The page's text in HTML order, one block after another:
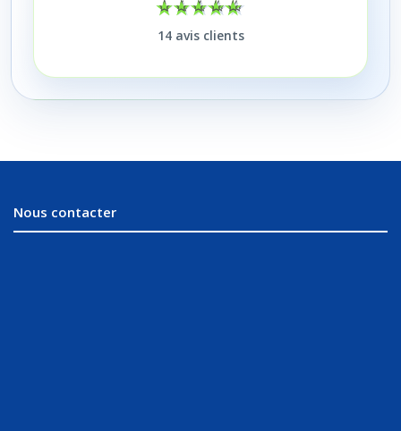
14avis clients
Nous contacter